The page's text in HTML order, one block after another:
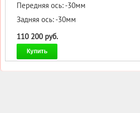
Передняя ось: -30мм
Задняя ось: -30мм
110 200 руб.
Купить